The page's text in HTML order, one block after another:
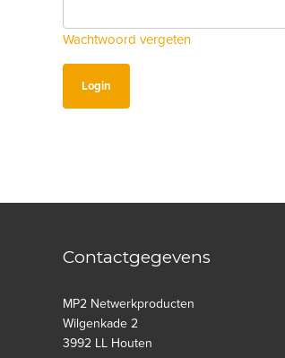
Wachtwoord vergeten
Contactgegevens
MP2 Netwerkproducten
Wilgenkade 2
3992 LL Houten